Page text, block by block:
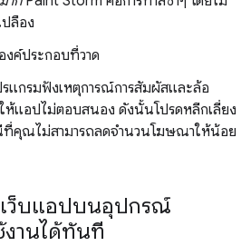
ลือง
งค์ประกอบที่วาด
แกรมฟังเหตุการณ์การสัมผัสและล้อ
ให้แอปไม่ตอบสนอง ดังนั้นโปรดหลีกเลี่ยง
ที่คุณไม่สามารถลดจำนวนโฆษณาให้น้อย
ว็บแอปบนอุปกรณ์
านได้ทันที